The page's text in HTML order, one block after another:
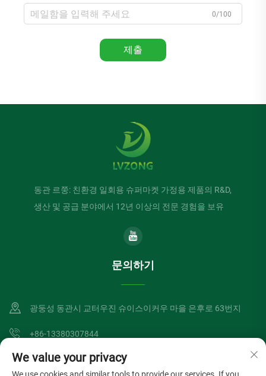
0/100
제출
동관 르쭝: 친환경 일회용 슈퍼마켓 가정용 제품의 R&D,
생산 및 공급 분야에서 12년 이상의 전문 경험을 보유
문의하기
광둥성 동관시 교터우진 슈이스이커우 마을 은후로 63번지
+86-13380307844
[email protected]
We value your privacy